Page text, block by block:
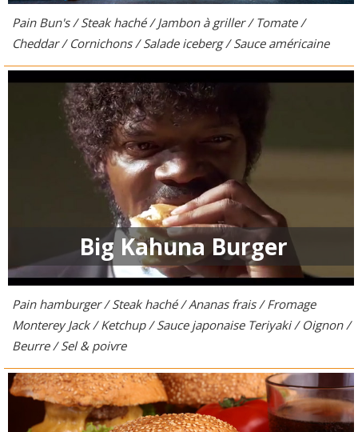
Pain Bun's / Steak haché / Jambon à griller / Tomate /
Cheddar / Cornichons / Salade iceberg / Sauce américaine
Big Kahuna Burger
Pain hamburger / Steak haché / Ananas frais / Fromage
Monterey Jack / Ketchup / Sauce japonaise Teriyaki / Oignon /
Beurre / Sel & poivre